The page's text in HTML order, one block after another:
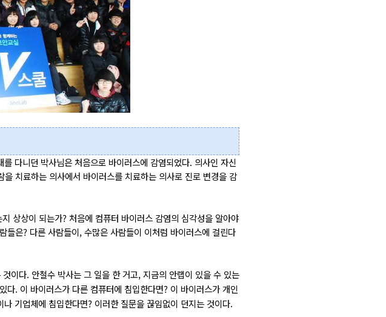
다니던 박사님은 처음으로 바이러스에 감염되었다. 의사인 자신
치료하는 의사에서 바이러스를 치료하는 의사로 진로 변경을 감
상상이 되는가? 처음에 컴퓨터 바이러스 감염의 심각성을 알아야
은? 다른 사람들이, 수많은 사람들이 이처럼 바이러스에 걸린다
이다. 안철수 박사는 그 일을 한 거고, 지금의 안랩이 있을 수 있는
. 이 바이러스가 다른 컴퓨터에 침입한다면? 이 바이러스가 개인
기업체에 침입한다면? 이러한 질문을 끊임없이 던지는 것이다.